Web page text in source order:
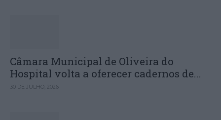
Câmara Municipal de Oliveira do
Hospital volta a oferecer cadernos de...
30 DE JULHO, 2026